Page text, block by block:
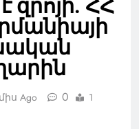
զրոյի. ՀՀ
Ago 0
1